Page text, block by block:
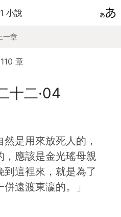
小說
一章
章
十二·04
是用來放死人的，
，應該是金光瑤母親
這裡來，就是為了
遠渡東瀛的。」